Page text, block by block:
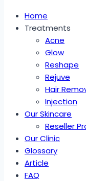
Home
Treatments
Acne
Glow
Reshape
Rejuve
Hair
Injection
Our Skincare
Reseller
Our Clinic
Glossary
Article
FAQ